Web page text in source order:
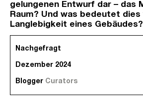
gelungenen Entwurf dar – das
Raum? Und was bedeutet dies
Langlebigkeit eines Gebäudes?
Nachgefragt
Dezember 2024
Blogger Curators